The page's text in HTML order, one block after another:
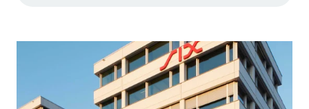
Wenn Sie Ihr CIAM auf die nächste
Stufe bringen wollen, verlassen Sie
sich auf Adnovum